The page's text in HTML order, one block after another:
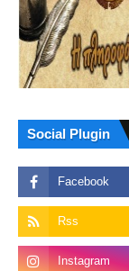
Social Plugin